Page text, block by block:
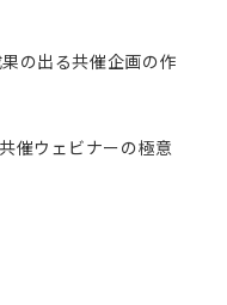
の出る共催企画の作
催ウェビナーの極意